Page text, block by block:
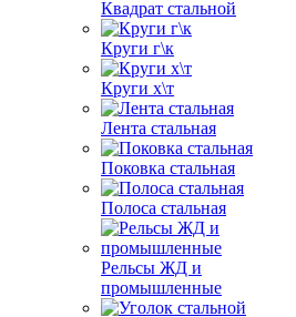
Квадрат стальной
Круги г\к
Круги х\т
Лента стальная
Поковка стальная
Полоса стальная
Рельсы ЖД и
промышленные